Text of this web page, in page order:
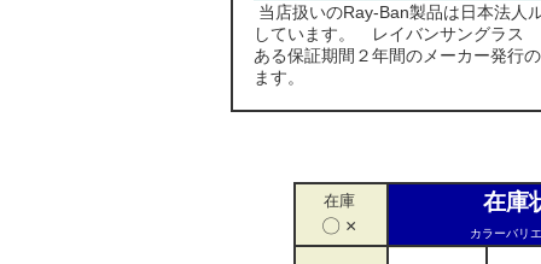
当店扱いのRay-Ban製品は日本法人
しています。 レイバンサングラス
ある保証期間２年間のメーカー発行
ます。
在庫
〇 ×
在庫
カラーバリ